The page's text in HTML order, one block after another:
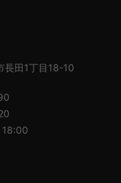
長田1丁目18-10
18:00